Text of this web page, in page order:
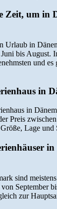
Zeit, um in
Urlaub in
bis August.
und
in
in
Preis
Lage und
sind
September
zur